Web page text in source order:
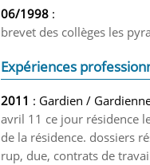
06/1998 :
brevet des collèges les
Expériences
2011 : Gardien /
avril 11 ce jour résidence
de la résidence. dossiers
rup, due, contrats de